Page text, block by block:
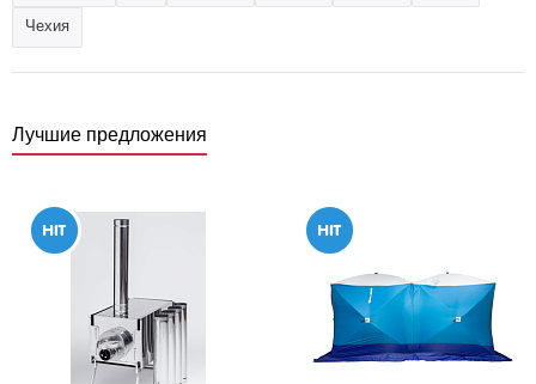
Чехия
Лучшие предложения